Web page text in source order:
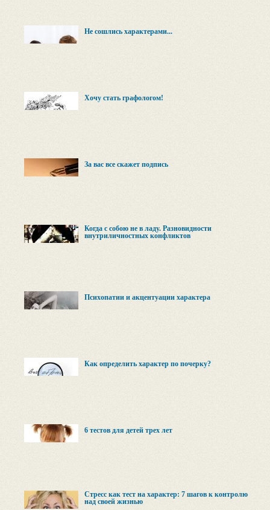
Не сошлись характерами...
Хочу стать графологом!
За вас все скажет подпись
Когда с собою не в ладу. Разновидности
внутриличностных конфликтов
Психопатии и акцентуации характера
Как определить характер по почерку?
6 тестов для детей трех лет
Стресс как тест на характер: 7 шагов к контролю
над своей жизнью